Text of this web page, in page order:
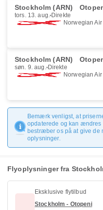
Stockholm (ARN)
tors. 13. aug. Direkte
Norwegian
Stockholm (ARN)
søn. 9. aug. Direkte
Norwegian
Bemærk venligst, at
opdaterede og kan ændres
bestræber os på at give de
oplysninger.
Flyoplysninger fra
Eksklusive flytilbud
Stockholm - Otopeni